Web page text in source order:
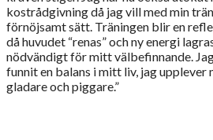
kostrådgivning då jag vill med min
förnöjsamt sätt. Träningen blir en
då huvudet “renas” och ny energi
nödvändigt för mitt välbefinnande.
funnit en balans i mitt liv, jag upplever
gladare och piggare.”